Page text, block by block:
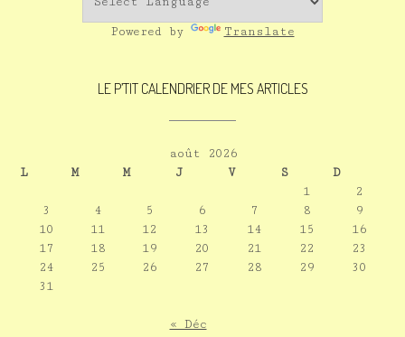
Powered by Translate
LE P’TIT CALENDRIER DE MES ARTICLES
août 2026
L
M M J V S
D
1
2
3
4 5 6 7 8
9
10
11 12 13 14 15
16
17
18 19 20 21 22
23
24
25 26 27 28 29
30
31
« Déc